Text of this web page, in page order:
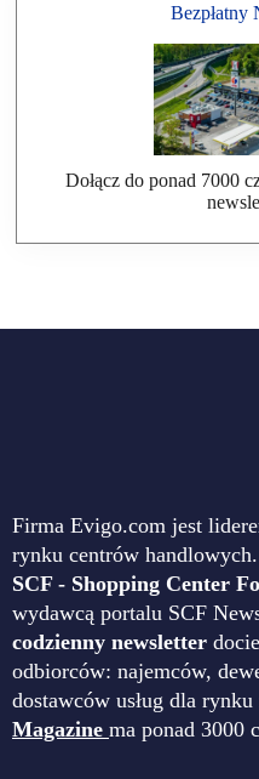
Bezpłatny
Dołącz do ponad 7000
Firma Evigo.com jest
rynku centrów
SCF - Shopping Center
wydawcą portalu SCF
codzienny newsletter
odbiorców: najemców,
dostawców usług dla
Magazine ma ponad 3000